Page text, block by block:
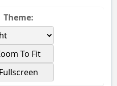
Theme:
To Fit
Fullscreen